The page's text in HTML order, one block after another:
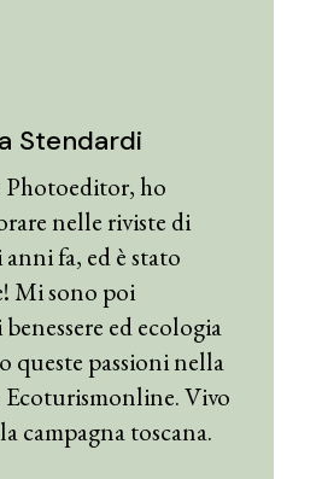
Stendardi
Photoeditor, ho
nelle riviste di
fa, ed è stato
Mi sono poi
ed ecologia
queste passioni nella
Ecoturismonline. Vivo
campagna toscana.